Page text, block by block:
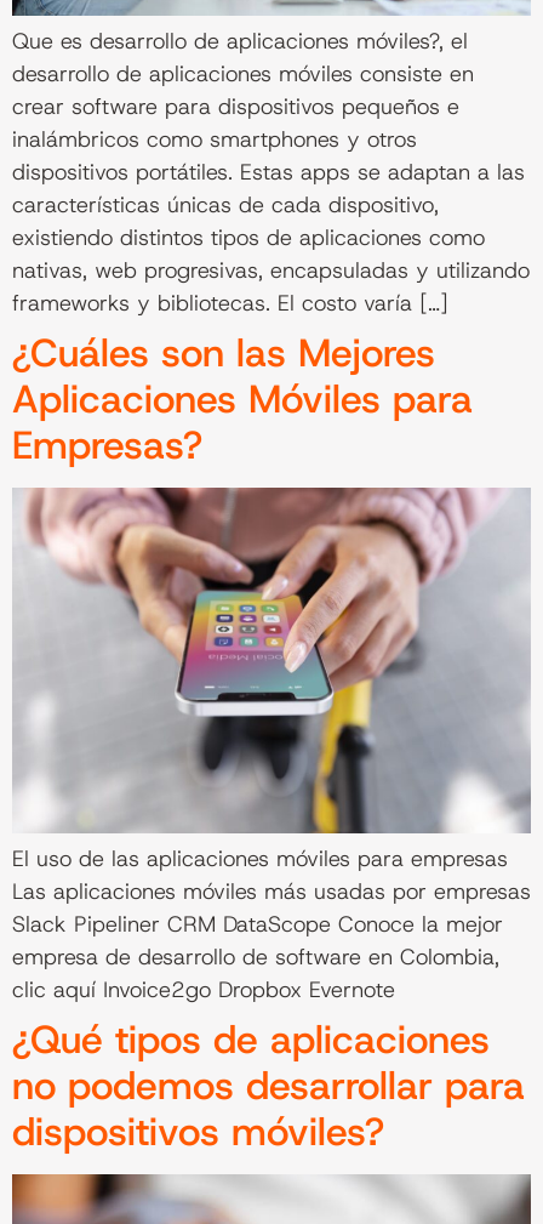
Que es desarrollo de aplicaciones móviles?, el
desarrollo de aplicaciones móviles consiste en
crear software para dispositivos pequeños e
inalámbricos como smartphones y otros
dispositivos portátiles. Estas apps se adaptan a las
características únicas de cada dispositivo,
existiendo distintos tipos de aplicaciones como
nativas, web progresivas, encapsuladas y utilizando
frameworks y bibliotecas. El costo varía […]
¿Cuáles son las Mejores
Aplicaciones Móviles para
Empresas?
El uso de las aplicaciones móviles para empresas
Las aplicaciones móviles más usadas por empresas
Slack Pipeliner CRM DataScope Conoce la mejor
empresa de desarrollo de software en Colombia,
clic aquí Invoice2go Dropbox Evernote
¿Qué tipos de aplicaciones
no podemos desarrollar para
dispositivos móviles?